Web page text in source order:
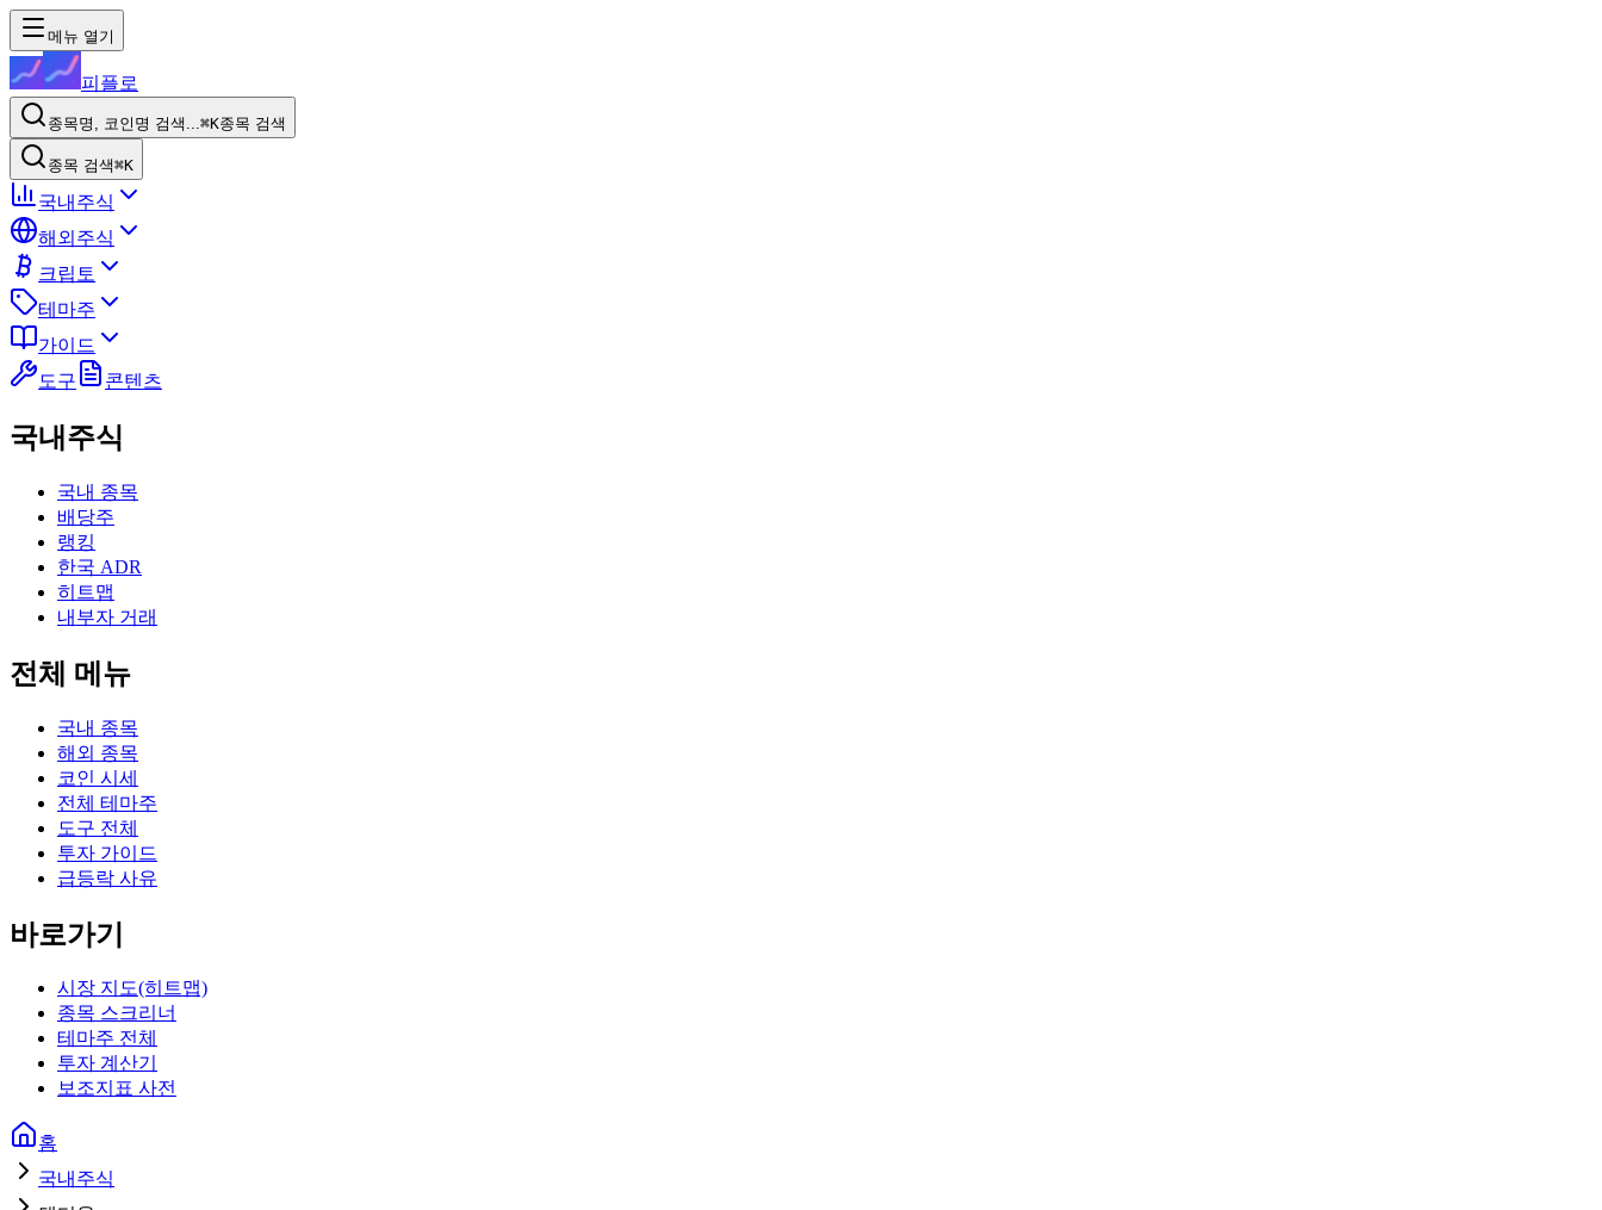
메뉴 열기
피플로
종목명, 코인명 검색...⌘K종목 검색
종목 검색⌘K
국내주식
해외주식
크립토
테마주
가이드
도구
콘텐츠
국내주식
국내 종목
배당주
랭킹
한국 ADR
히트맵
내부자 거래
전체 메뉴
국내 종목
해외 종목
코인 시세
전체 테마주
도구 전체
투자 가이드
급등락 사유
바로가기
시장 지도(히트맵)
종목 스크리너
테마주 전체
투자 계산기
보조지표 사전
홈
국내주식